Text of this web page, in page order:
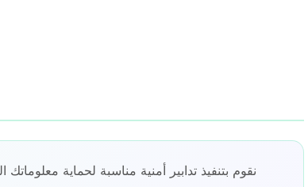
نقوم بتنفيذ تدابير أمنية مناسبة لحماية